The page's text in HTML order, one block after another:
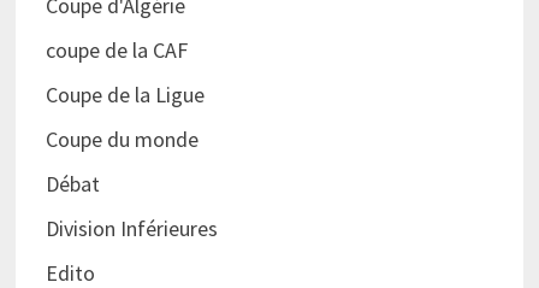
coupe de la CAF
Coupe de la Ligue
Coupe du monde
Débat
Division Inférieures
Edito